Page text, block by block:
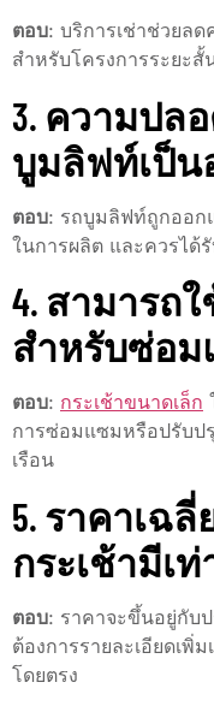
ตอบ: บริการเช่าช่วยลด
สำหรับโครงการระยะ
3. ความปล
บูมลิฟท์เป็น
ตอบ: รถบูมลิฟท์ถูกออก
ในการผลิต และควรได้
4. สามารถ
สำหรับซ่อม
ตอบ: กระเช้าขนาดเล็ก
การซ่อมแซมหรือปรับป
เรือน
5. ราคาเฉ
กระเช้ามีเท่
ตอบ: ราคาจะขึ้นอยู่กับป
ต้องการรายละเอียดเพิ่
โดยตรง